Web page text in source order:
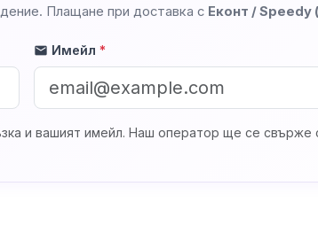
Плащане при доставка с Еконт / Speedy
mail Имейл*
и вашият имейл. Наш оператор ще се свърже